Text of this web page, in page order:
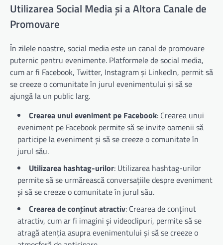
Utilizarea Social Media și a Altora Canale de
Promovare
În zilele noastre, social media este un canal de promovare
puternic pentru evenimente. Platformele de social media,
cum ar fi Facebook, Twitter, Instagram și LinkedIn, permit să
se creeze o comunitate în jurul evenimentului și să se
ajungă la un public larg.
Crearea unui eveniment pe Facebook: Crearea unui
eveniment pe Facebook permite să se invite oamenii să
participe la eveniment și să se creeze o comunitate în
jurul său.
Utilizarea hashtag-urilor: Utilizarea hashtag-urilor
permite să se urmărească conversațiile despre eveniment
și să se creeze o comunitate în jurul său.
Crearea de conținut atractiv: Crearea de conținut
atractiv, cum ar fi imagini și videoclipuri, permite să se
atragă atenția asupra evenimentului și să se creeze o